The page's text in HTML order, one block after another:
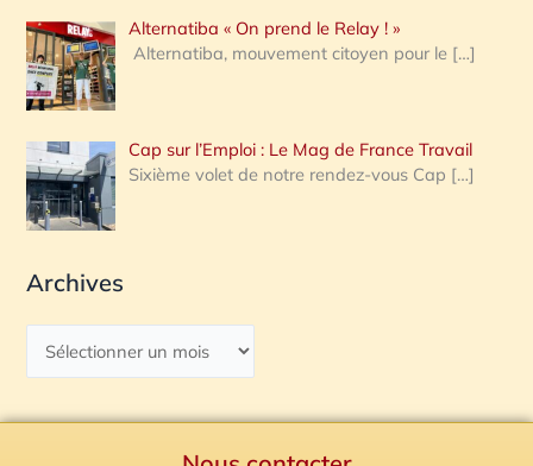
Alternatiba « On prend le Relay ! »
Alternatiba, mouvement citoyen pour le […]
Cap sur l’Emploi : Le Mag de France Travail
Sixième volet de notre rendez-vous Cap […]
Archives